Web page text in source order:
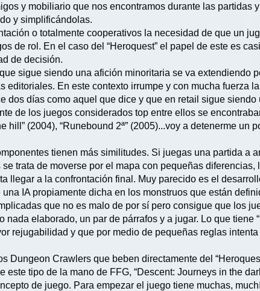
y mobiliario que nos encontramos durante las partidas
y simplificándolas.
o totalmente cooperativos la necesidad de que un
de rol. En el caso del “Heroquest” el papel de este es
de decisión.
sigue siendo una afición minoritaria se va extendiendo
En este contexto irrumpe y con mucha fuerza
dos días como aquel que dice y que en retail sigue siendo
de los juegos considerados top entre ellos se
hill” (2004), “Runebound 2ª” (2005)...voy a detenerme un
tienen más similitudes. Si juegas una partida a
trata de moverse por el mapa con pequeñas diferencias,
llegar a la confrontación final. Muy parecido es el
IA propiamente dicha en los monstruos que están
que no es malo de por sí pero consigue que los
elaborado, un par de párrafos y a jugar. Lo que tiene
rejugabilidad y que por medio de pequeñas reglas
Crawlers que beben directamente del
tipo de la mano de FFG, “Descent: Journeys in the
de juego. Para empezar el juego tiene muchas,